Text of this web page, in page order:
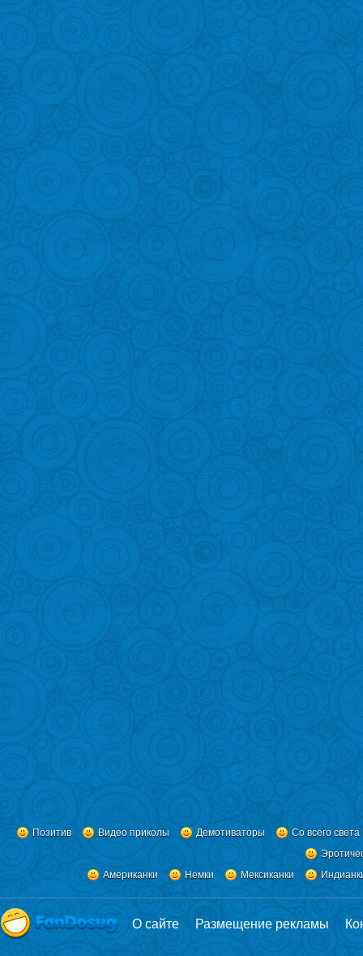
Позитив Видео приколы Демотиваторы
Со всего света
Американки
Немки Мексиканки
О сайте Размещение рекламы